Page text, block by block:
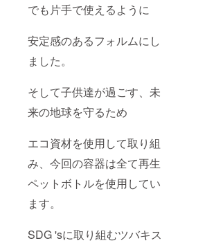
でも片手で使えるように
安定感のあるフォルムにし
ました。
そして子供達が過ごす、未
来の地球を守るため
エコ資材を使用して取り組
み、今回の容器は全て再生
ペットボトルを使用してい
ます。
SDG 'sに取り組むツバキス